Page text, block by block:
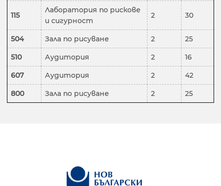
115
Лаборатория по рискове
и сигурност
2 30
504 Зала по рисуване 2 25
510 Аудитория 2 16
607 Аудитория 2 42
800 Зала по рисуване 2 25